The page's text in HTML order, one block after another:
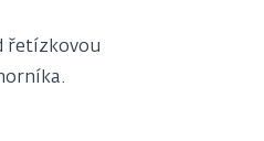
řetízkovou